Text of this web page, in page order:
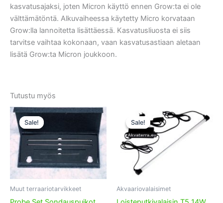
kasvatusajaksi, joten Micron käyttö ennen Grow:ta ei ole
välttämätöntä. Alkuvaiheessa käytetty Micro korvataan
Grow:lla lannoitetta lisättäessä. Kasvatusliuosta ei siis
tarvitse vaihtaa kokonaan, vaan kasvatusastiaan aletaan
lisätä Grow:ta Micron joukkoon.
Tutustu myös
Sale!
Sale!
Muut terraariotarvikkeet
Sale!
Sale!
Akvaariovalaisimet